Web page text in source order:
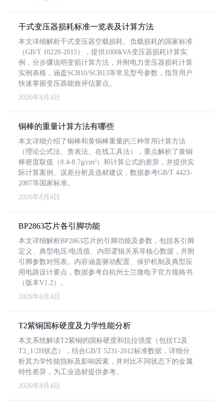
干式变压器损耗标准一览表及计算方法
本文详细解析干式变压器空载损耗、负载损耗的国家标准
（GB/T 10228-2015），提供1000kVA变压器损耗计算实
例，分步骤说明变损计算方法，并附电力变压器损耗计算
实例表格，涵盖SCB10/SCB13等常见型号参数，指导用户
快速掌握变压器能效评估要点。
2026年8月4日
铜棒的重量计算方法有哪些
本文详细介绍了铜棒和黄铜棒重量的三种常用计算方法
（理论公式法、查表法、在线工具法），重点解析了黄铜
棒密度取值（8.4-8.7g/cm³）和计算公式的差异，并提供实
际计算案例、误差分析及选材建议，数据参考GB/T 4423-
2007等国家标准。
2026年8月4日
BP2863芯片各引脚功能
本文详细解析BP2863芯片的引脚功能及参数，包括各引脚
定义、典型电压/电流值、内部逻辑关系等核心数据，并附
引脚参数对照表。内容涵盖驱动配置、保护机制及典型应
用电路设计要点，数据参考自杭州士兰微电子官方规格书
（版本V1.2）。
2026年8月4日
T2紫铜国标硬度及力学性能分析
本文系统解读T2紫铜的国标硬度和抗拉强度（包括T2及
T2_1/2H状态），结合GB/T 5231-2012标准数据，详细分
析其力学性能指标及影响因素，并对比不同状态下的金属
特性差异，为工业选材提供参考。
2026年8月4日